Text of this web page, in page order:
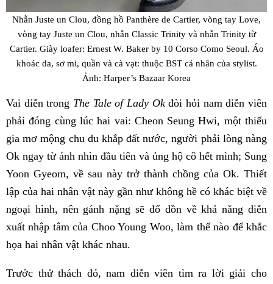
Nhẫn Juste un Clou, đồng hồ Panthère de Cartier, vòng tay Love,
vòng tay Juste un Clou, nhẫn Classic Trinity và nhẫn Trinity từ
Cartier. Giày loafer: Ernest W. Baker by 10 Corso Como Seoul. Áo
khoác da, sơ mi, quần và cà vạt: thuộc BST cá nhân của stylist.
Ảnh: Harper’s Bazaar Korea
Vai diễn trong The Tale of Lady Okđòi hỏi nam diễn viên
phải đóng cùng lúc hai vai: Cheon Seung Hwi, một thiếu
gia mơ mộng chu du khắp đất nước, người phải lòng nàng
Ok ngay từ ánh nhìn đầu tiên và ủng hộ cô hết mình; Sung
Yoon Gyeom, về sau này trở thành chồng của Ok. Thiết
lập của hai nhân vật này gần như không hề có khác biệt về
ngoại hình, nên gánh nặng sẽ đổ dồn về khả năng diễn
xuất nhập tâm của Choo Young Woo, làm thế nào để khắc
họa hai nhân vật khác nhau.
Trước thử thách đó, nam diễn viên tìm ra lời giải cho